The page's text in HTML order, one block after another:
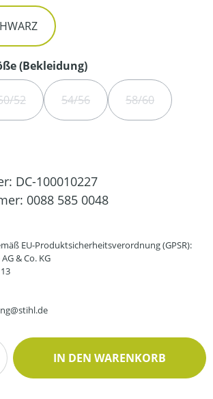
(Bekleidung)auswählen
52
(DIESE OPTION IST ZURZEIT NICHT
54/56(DIESE OPTION IST ZURZEIT
58/60(DIESE OPTION
IST ZURZEIT NICHT VERFÜGBAR.)
DC-100010227
0088 585 0048
EU-Produktsicherheitsverordnung (GPSR):
& Co. KG
Gib den gewünschten
IN DEN WARENKORB